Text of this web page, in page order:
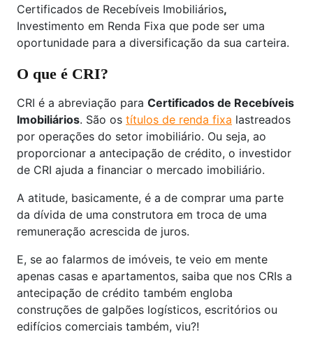
Certificados de Recebíveis Imobiliários,
Investimento em Renda Fixa que pode ser uma
oportunidade para a diversificação da sua carteira.
O que é CRI?
CRI é a abreviação para Certificados de Recebíveis
Imobiliários. São os títulos de renda fixa lastreados
por operações do setor imobiliário. Ou seja, ao
proporcionar a antecipação de crédito, o investidor
de CRI ajuda a financiar o mercado imobiliário.
A atitude, basicamente, é a de comprar uma parte
da dívida de uma construtora em troca de uma
remuneração acrescida de juros.
E, se ao falarmos de imóveis, te veio em mente
apenas casas e apartamentos, saiba que nos CRIs a
antecipação de crédito também engloba
construções de galpões logísticos, escritórios ou
edifícios comerciais também, viu?!